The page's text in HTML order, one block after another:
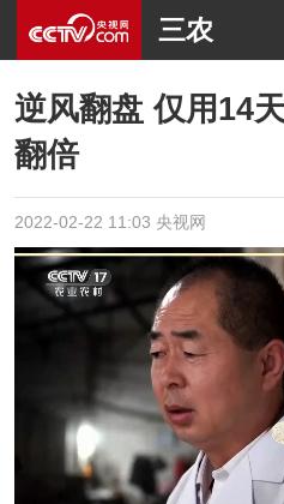
三农
逆风翻盘 仅用14
翻倍
2022-02-22 11:03 央视网